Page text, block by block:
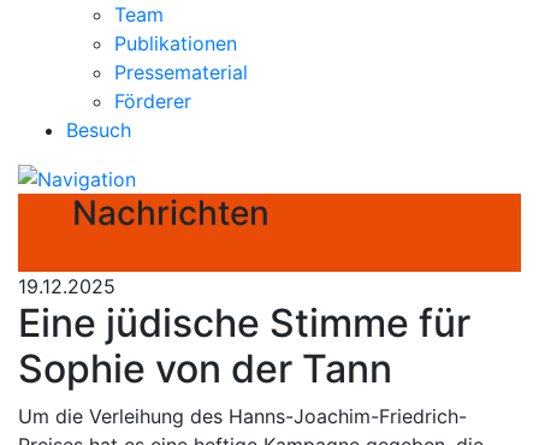
Team
Publikationen
Pressematerial
Förderer
Besuch
Nachrichten
19.12.2025
Eine jüdische Stimme für
Sophie von der Tann
Um die Verleihung des Hanns-Joachim-Friedrich-